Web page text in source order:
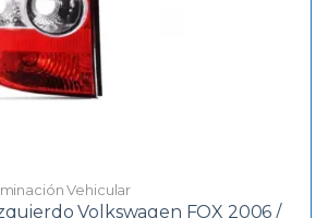
Vehicular
Volkswagen FOX 2006 /